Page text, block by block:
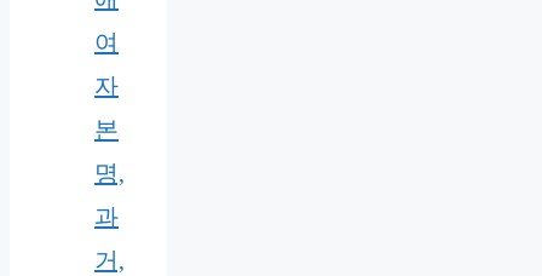
여
자
본
명,
과
거,